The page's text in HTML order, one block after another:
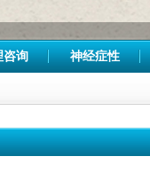
咨询 神经症性